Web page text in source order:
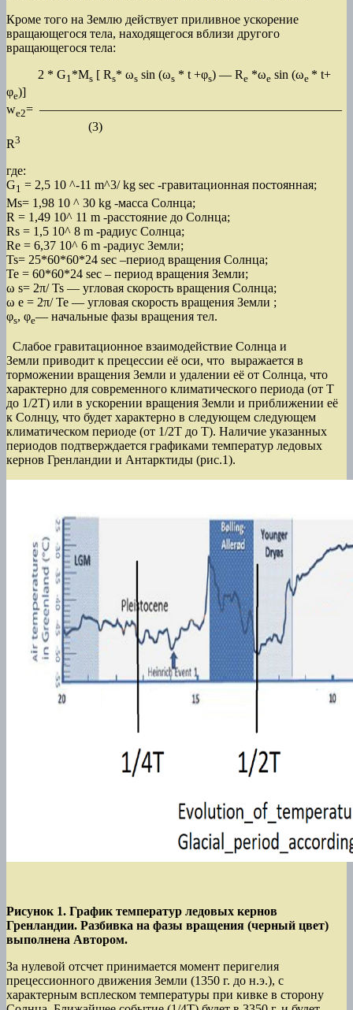
Кроме того на Землю действует приливное ускорение
вращающегося тела, находящегося вблизи другого
вращающегося тела:
2 * G1 *Ms [ Rs* ωs sin (ωs * t +φs) — Re *ωе sin (ωе * t+
φe)]
we2= ————————————————————————
(3)
R3
где:
G1 = 2,5 10 ^-11 m^3/ kg sec -гравитационная постоянная;
Ms= 1,98 10 ^ 30 kg -масса Солнца;
R = 1,49 10^ 11 m -расстояние до Солнца;
Rs = 1,5 10^ 8 m -радиус Солнца;
Re = 6,37 10^ 6 m -радиус Земли;
Ts= 25*60*60*24 sec –период вращения Солнца;
Te = 60*60*24 sec – период вращения Земли;
ω s= 2π/ Ts — угловая скорость вращения Солнца;
ω e = 2π/ Te — угловая скорость вращения Земли ;
φs, φe— начальные фазы вращения тел.
Слабое гравитационное взаимодействие Солнца и
Земли приводит к прецессии её оси, что выражается в
торможении вращения Земли и удалении её от Солнца, что
характерно для современного климатического периода (от Т
до 1/2Т) или в ускорении вращения Земли и приближении её
к Солнцу, что будет характерно в следующем следующем
климатическом периоде (от 1/2Т до Т). Наличие указанных
периодов подтверждается графиками температур ледовых
кернов Гренландии и Антарктиды (рис.1).
Рисунок 1. График температур ледовых кернов
Гренландии. Разбивка на фазы вращения (черный цвет)
выполнена Автором.
За нулевой отсчет принимается момент перигелия
прецессионного движения Земли (1350 г. до н.э.), с
характерным всплеском температуры при кивке в сторону